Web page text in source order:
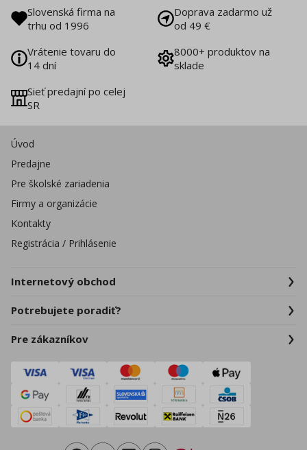
Slovenská firma na
trhu od 1996
Doprava zadarmo už
od 49 €
Vrátenie tovaru do
14 dní
8000+ produktov na
sklade
Sieť predajní po celej
SR
Úvod
Predajne
Pre školské zariadenia
Firmy a organizácie
Kontakty
Registrácia / Prihlásenie
Internetový obchod
Potrebujete poradiť?
Pre zákazníkov